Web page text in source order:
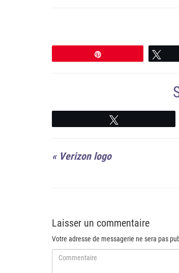
« Verizon logo
Laisser un commentaire
Votre adresse de messagerie ne sera pas